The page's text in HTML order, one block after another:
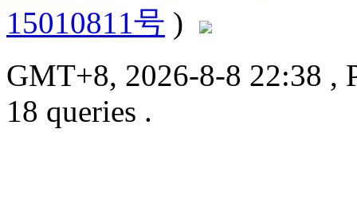
15010811号 )
GMT+8, 2026-8-8 22:38 ,
18 queries .